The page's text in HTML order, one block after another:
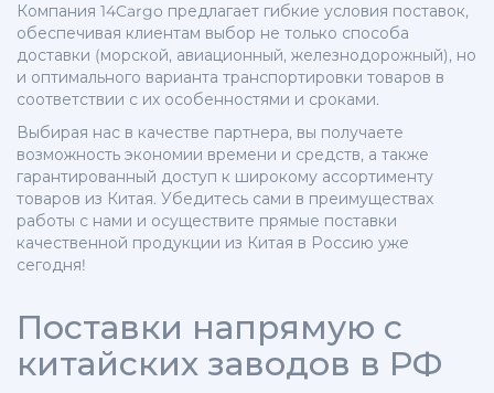
Компания 14Cargo предлагает гибкие условия поставок,
обеспечивая клиентам выбор не только способа
доставки (морской, авиационный, железнодорожный), но
и оптимального варианта транспортировки товаров в
соответствии с их особенностями и сроками.
Выбирая нас в качестве партнера, вы получаете
возможность экономии времени и средств, а также
гарантированный доступ к широкому ассортименту
товаров из Китая. Убедитесь сами в преимуществах
работы с нами и осуществите прямые поставки
качественной продукции из Китая в Россию уже
сегодня!
Поставки напрямую с
китайских заводов в РФ